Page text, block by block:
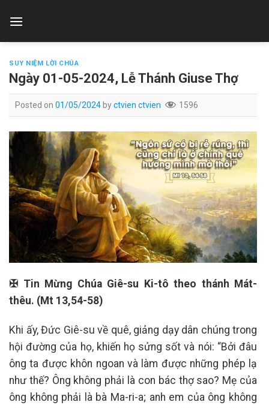
SUY NIỆM LỜI CHÚA
Ngày 01-05-2024, Lễ Thánh Giuse Thợ
Posted on 01/05/2024byctvien ctvien 1596
✠ Tin Mừng Chúa Giê-su Ki-tô theo thánh Mát-
thêu. (Mt 13,54-58)
Khi ấy, Đức Giê-su về quê, giảng dạy dân chúng trong
hội đường của họ, khiến họ sửng sốt và nói: “Bởi đâu
ông ta được khôn ngoan và làm được những phép lạ
như thế? Ông không phải là con bác thợ sao? Mẹ của
ông không phải là bà Ma-ri-a; anh em của ông không